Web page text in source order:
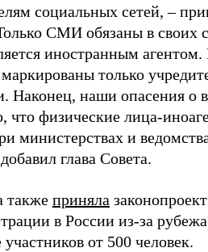
социальных сетей, –
СМИ обязаны в своих
иностранным
только
Наконец, наши опасения о
физические лица-
министерствах и
глава Совета.
также приняла
в России из-за
от 500 человек.